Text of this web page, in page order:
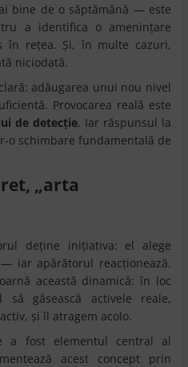
bine de o săptămână — este
a identifica o amenințare
în rețea. Și, în multe cazuri,
niciodată.
adăugarea unui nou nivel
Provocarea reală este
de detecție. Iar răspunsul la
o schimbare fundamentală de
„arta
deține inițiativa: el alege
iar apărătorul reacționează.
această dinamică: în loc
să găsească activele reale,
și îl atragem acolo.
a fost elementul central al
acest concept prin